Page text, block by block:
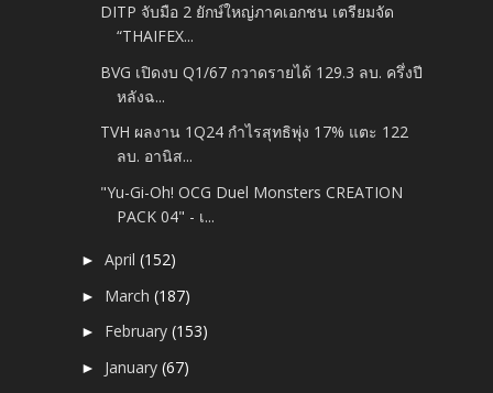
DITP จับมือ 2 ยักษ์ใหญ่ภาคเอกชน เตรียมจัด
“THAIFEX...
BVG เปิดงบ Q1/67 กวาดรายได้ 129.3 ลบ. ครึ่งปี
หลังฉ...
TVH ผลงาน 1Q24 กำไรสุทธิพุ่ง 17% แตะ 122
ลบ. อานิส...
"Yu-Gi-Oh! OCG Duel Monsters CREATION
PACK 04" - เ...
►April(152)
► March(187)
► February(153)
► January(67)